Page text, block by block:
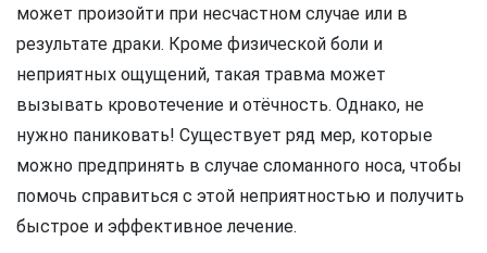
может произойти при несчастном случае или в
результате драки. Кроме физической боли и
неприятных ощущений, такая травма может
вызывать кровотечение и отёчность. Однако, не
нужно паниковать! Существует ряд мер, которые
можно предпринять в случае сломанного носа, чтобы
помочь справиться с этой неприятностью и получить
быстрое и эффективное лечение.